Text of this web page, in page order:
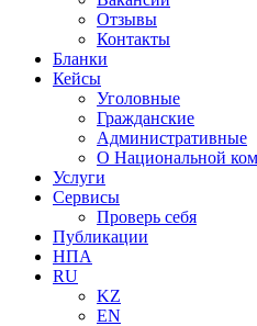
Отзывы
Контакты
Бланки
Кейсы
Уголовные
Гражданские
Административные
О Национальной
Услуги
Сервисы
Проверь себя
Публикации
НПА
RU
KZ
EN